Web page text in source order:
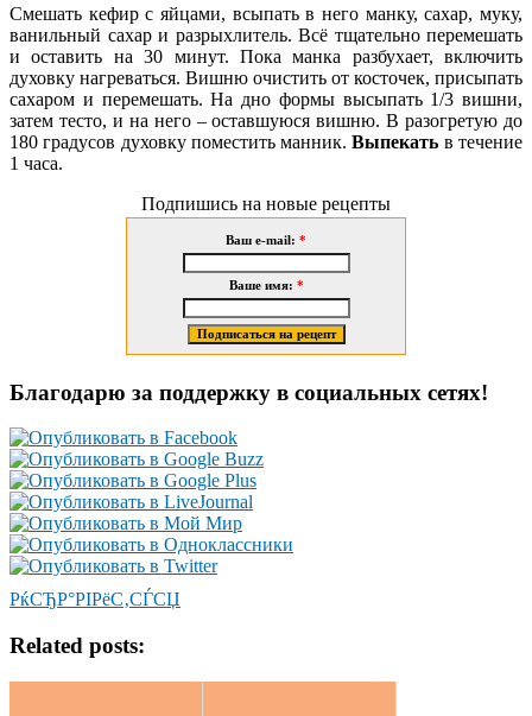
Смешать кефир с яйцами, всыпать в него манку, сахар, муку,
ванильный сахар и разрыхлитель. Всё тщательно перемешать
и оставить на 30 минут. Пока манка разбухает, включить
духовку нагреваться. Вишню очистить от косточек, присыпать
сахаром и перемешать. На дно формы высыпать 1/3 вишни,
затем тесто, и на него – оставшуюся вишню. В разогретую до
180 градусов духовку поместить манник.Выпекать в течение
1 часа.
Подпишись на новые рецепты
Ваш e-mail: *
Ваше имя: *
Благодарю за поддержку в социальных сетях!
РќСЂР°РІРёС‚СЃСЏ
Related posts: